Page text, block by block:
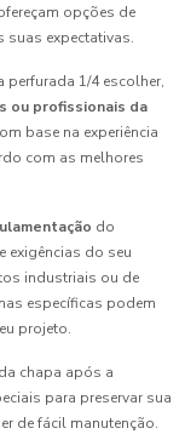
opções de
expectativas.
perfurada 1/4 escolher,
ou profissionais da
base na experiência
com as melhores
do
exigências do seu
industriais ou de
específicas podem
projeto.
da chapa após a
para preservar sua
de fácil manutenção.